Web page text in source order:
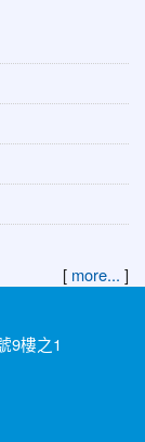
[ more... ]
9樓之1